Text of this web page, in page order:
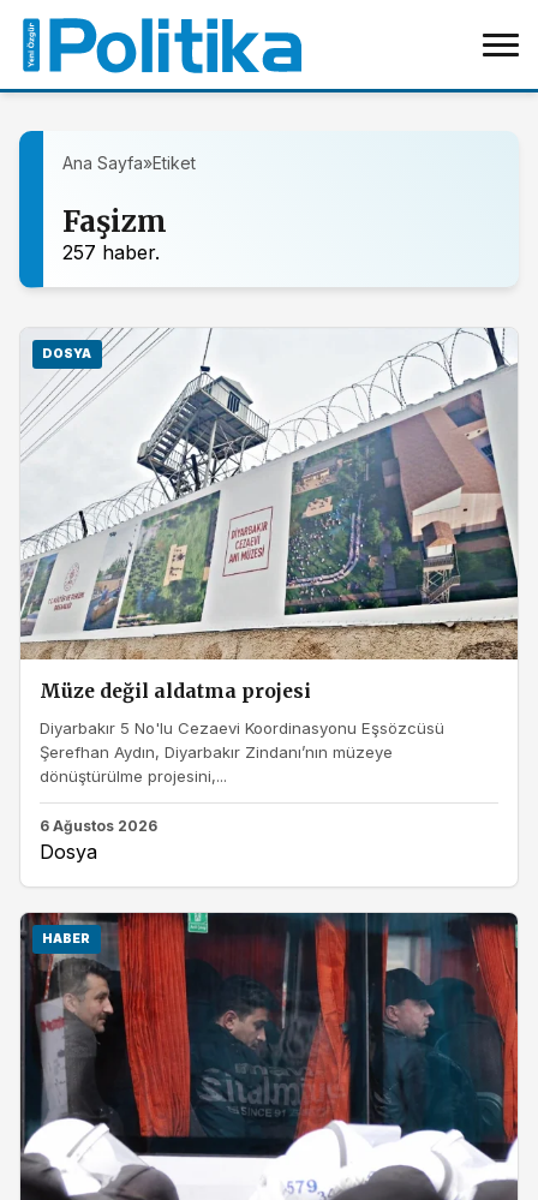
Ana Sayfa»Etiket
Faşizm
257 haber.
DOSYA
Müze değil aldatma projesi
Diyarbakır 5 No'lu Cezaevi Koordinasyonu Eşsözcüsü
Şerefhan Aydın, Diyarbakır Zindanı’nın müzeye
dönüştürülme projesini,...
6 Ağustos 2026
Dosya
HABER